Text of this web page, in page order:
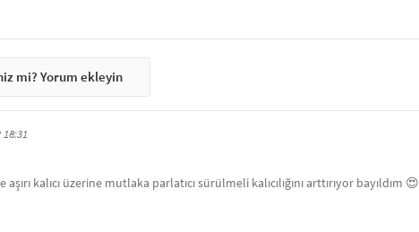
mi? Yorum ekleyin
18:31
kalıcı üzerine mutlaka parlatıcı sürülmeli kalıcılığını arttırıyor bayıldım 😍